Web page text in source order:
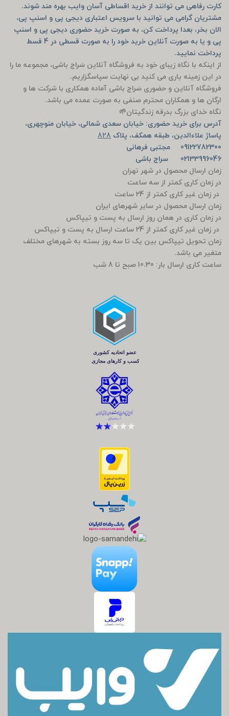
کارت رفاهی می توانند از خرید اقساطی آسان وایب بهره مند شوند.
مشتریان گرامی می توانید با سرویس اعتباری دیجی پی و اسنپ پی،
الان بخر، بعدا پرداخت کن، به صورت خرید حضوری دیجی پی و اسنپ
پی و یا به صورت آنلاین خرید خود را به صورت قسطی در 4 قسط
پرداخت نمایید.
از اینکه با نگاه زیبای خود به فروشگاه آنلاین سَراج باشی، مجموعه ما را
در این زمینه یاری می کنید بی نهایت سپاسگزاریم.
فروشگاه آنلاین و حضوری سَراج باشی آماده همکاری با شرکت ها و
ارگان ها و همکاران محترم صنفی به صورت عمده می باشد.
نگاه خدای بزرگ بدرقه زندگیتان🌱
آدرس برای خرید حضوری: خیابان سعدی شمالی، خیابان منوچهری،
پاساژ علاءالدین، طبقه همکف، پلاک 828
09122782300 مجتبی فرهانی
02133996046 سراج باشی
زمان ارسال محصول در شهر تهران
در زمان کاری کمتر از سه ساعت
در زمان غیر کاری کمتر از 24 ساعت
زمان ارسال محصول در سایر شهرهای ایران
در زمان کاری در همان روز ارسال به پست و تیپاکس
در زمان غیر کاری کمتر از 24 ساعت ارسال به پست و تیپاکس
زمان تحویل تیپاکس بین یک تا سه روز بسته به شهرهای مختلف
متغیر می باشد.
ساعت کاری ارسال بار: 10.30 صبح تا 8 شب